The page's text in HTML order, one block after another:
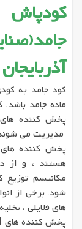
ماده جامد
پخش کننده
مدیریت می
پخش کننده
هستند ، و از
مکانیسم
شود. برخی از
های فلایلی ،